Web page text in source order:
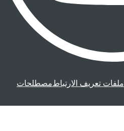
ملفات تعريف الارتباطمصطلحات